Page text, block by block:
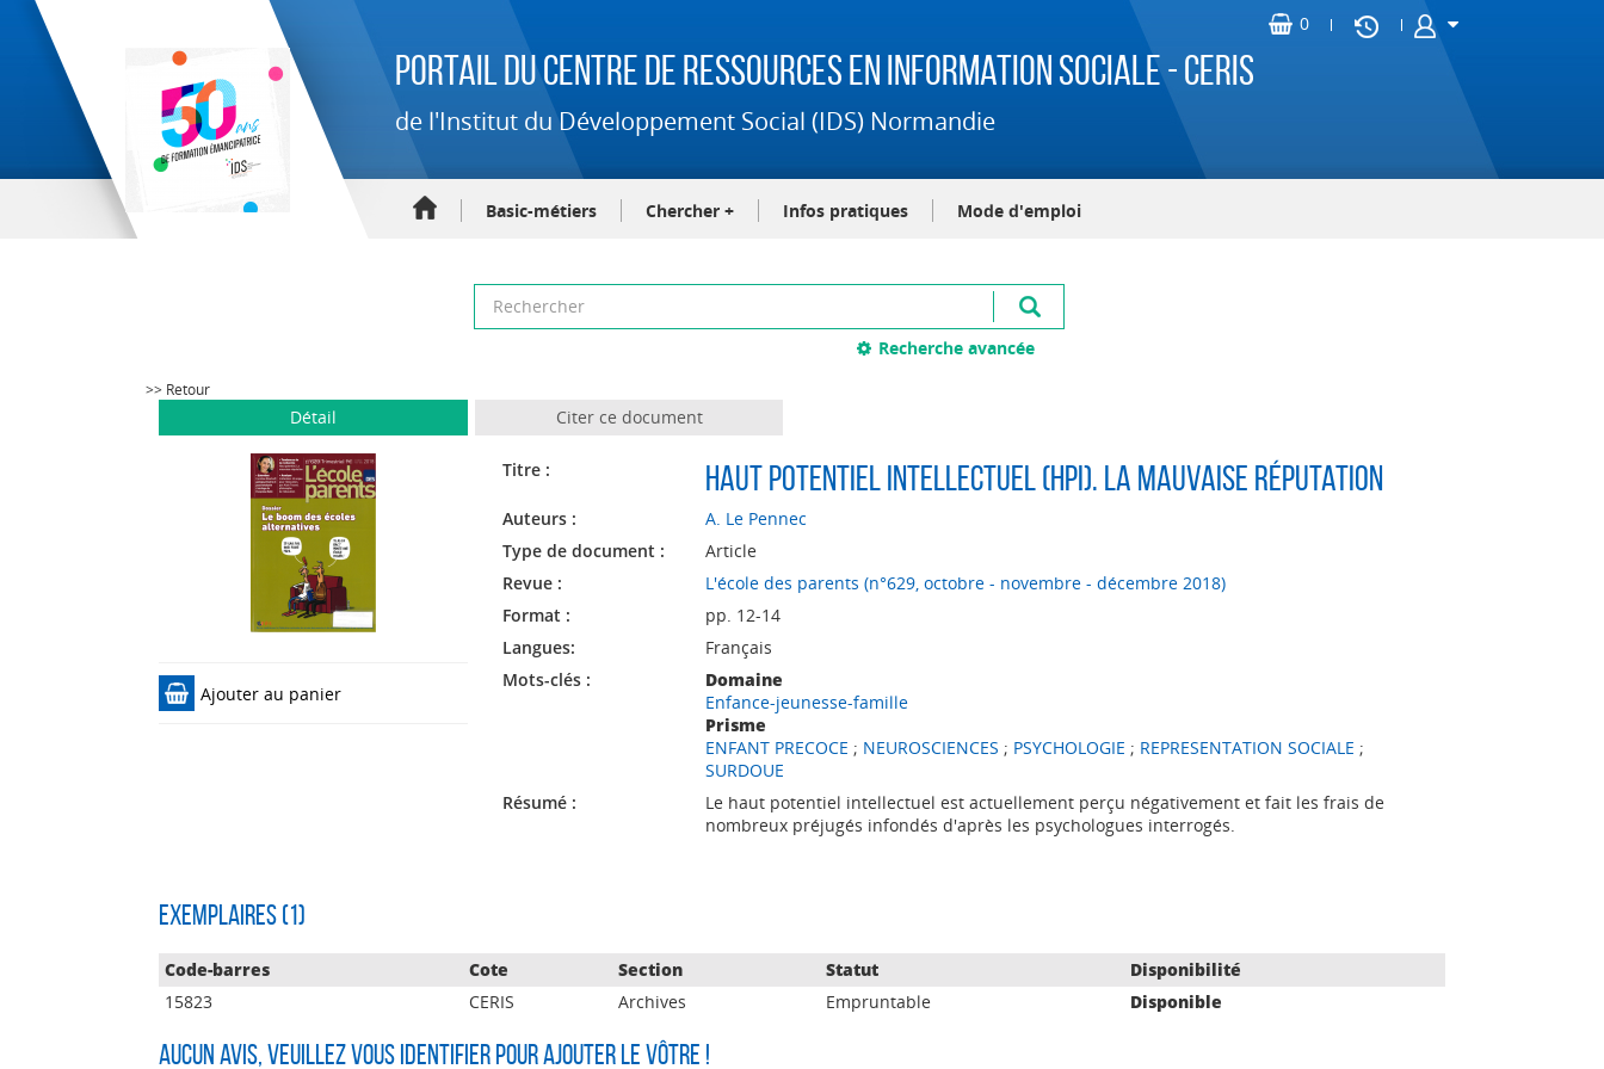
Portail du Centre de Ressources en Information Sociale - CERIS
de l'Institut du Développement Social (IDS) Normandie
Basic-métiers Chercher + Infos pratiques Mode d'emploi
Recherche avancée
>> Retour
Détail Citer ce document
Ajouter au panier
Titre : Haut potentiel intellectuel (HPI). La mauvaise réputation
Auteurs :
A. Le Pennec
Type de document :
Article
Revue :
L'école des parents (n°629, octobre - novembre - décembre 2018)
Format :
pp. 12-14
Langues:
Français
Mots-clés :
Domaine
Enfance-jeunesse-famille
Prisme
ENFANT PRECOCE ; NEUROSCIENCES ; PSYCHOLOGIE ; REPRESENTATION SOCIALE ;
SURDOUE
Résumé :
Le haut potentiel intellectuel est actuellement perçu négativement et fait les frais de
nombreux préjugés infondés d'après les psychologues interrogés.
Exemplaires (1)
Code-barres Cote Section Statut
Disponibilité
15823
CERIS Archives Empruntable Disponible
Aucun avis, veuillez vous identifier pour ajouter le vôtre !